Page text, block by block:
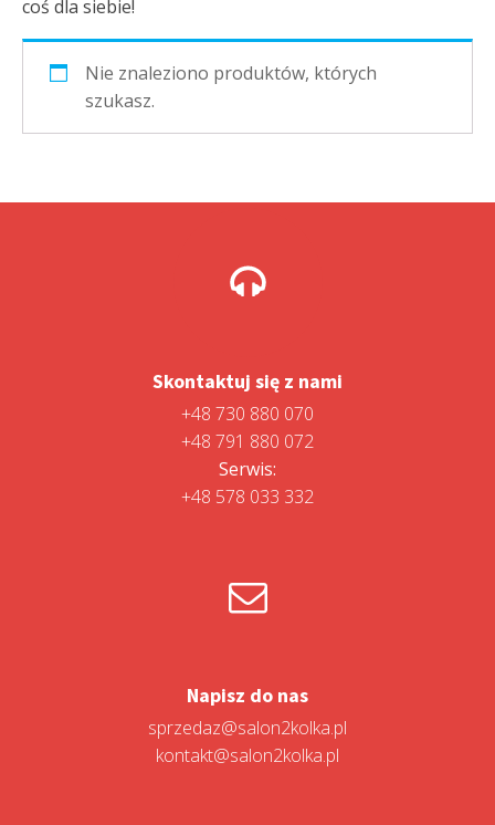
coś dla siebie!
Nie znaleziono produktów, których
szukasz.
Skontaktuj się z nami
+48 730 880 070
+48 791 880 072
Serwis:
+48 578 033 332
Napisz do nas
sprzedaz@salon2kolka.pl
kontakt@salon2kolka.pl